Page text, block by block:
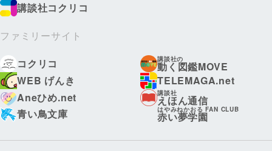
講談社コクリコ
ファミリーサイト
コクリコ
講談社の
動く図鑑MOVE
WEB げんき
TELEMAGA.net
Aneひめ.net
講談社
えほん通信
青い鳥文庫
はやみねかおる FAN CLUB
赤い夢学園